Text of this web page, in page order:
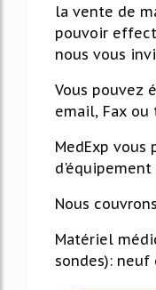
la vente de
pouvoir
nous vous
Vous pouvez
email, Fax ou
MedExp vous
Nous
Matériel
sondes): neuf